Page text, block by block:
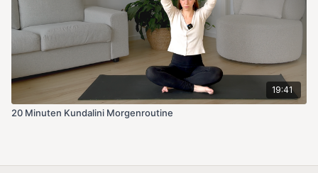
19:41
20 Minuten Kundalini Morgenroutine